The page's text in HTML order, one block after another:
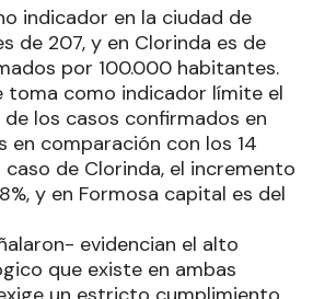
indicador en la ciudad de
de 207, y en Clorinda es de
por 100.000 habitantes.
toma como indicador límite el
los casos confirmados en
en comparación con los 14
caso de Clorinda, el incremento
y en Formosa capital es del
evidencian el alto
que existe en ambas